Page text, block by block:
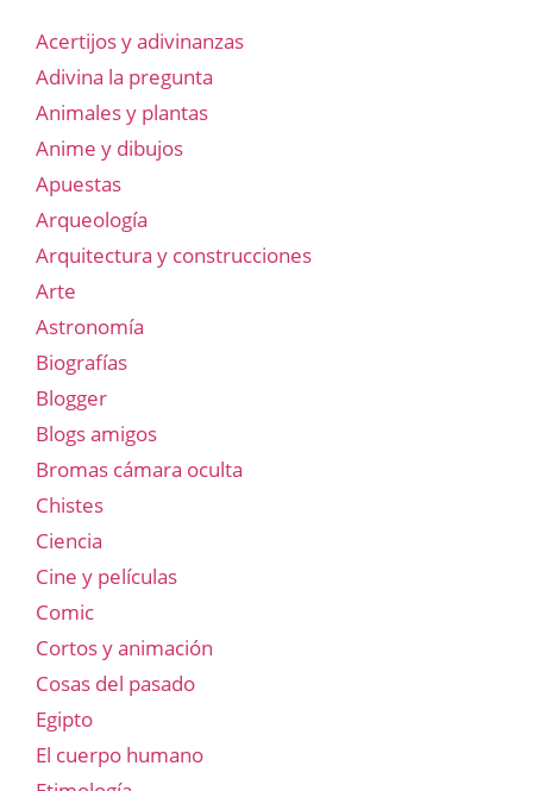
Acertijos y adivinanzas
Adivina la pregunta
Animales y plantas
Anime y dibujos
Apuestas
Arqueología
Arquitectura y construcciones
Arte
Astronomía
Biografías
Blogger
Blogs amigos
Bromas cámara oculta
Chistes
Ciencia
Cine y películas
Comic
Cortos y animación
Cosas del pasado
Egipto
El cuerpo humano